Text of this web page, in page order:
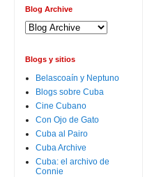
Blog Archive
Blogs y sitios
Belascoaín y Neptuno
Blogs sobre Cuba
Cine Cubano
Con Ojo de Gato
Cuba al Pairo
Cuba Archive
Cuba: el archivo de
Connie